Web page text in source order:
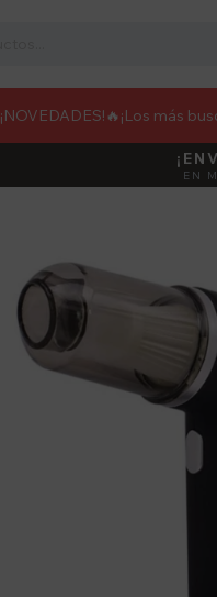
¡NOVEDADES! 🔥¡Los más
EN